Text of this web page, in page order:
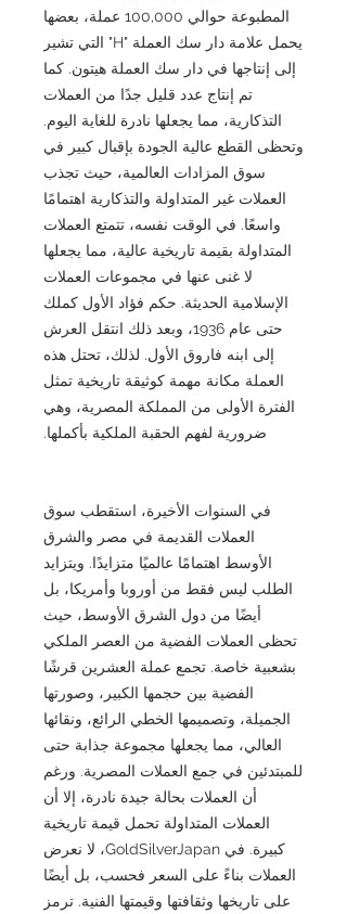
المطبوعة حوالي 100,000 عملة، بعضها
يحمل علامة دار سك العملة "H" التي تشير
إلى إنتاجها في دار سك العملة هيتون. كما
تم إنتاج عدد قليل جدًا من العملات
التذكارية، مما يجعلها نادرة للغاية اليوم.
وتحظى القطع عالية الجودة بإقبال كبير في
سوق المزادات العالمية، حيث تجذب
العملات غير المتداولة والتذكارية اهتمامًا
واسعًا. في الوقت نفسه، تتمتع العملات
المتداولة بقيمة تاريخية عالية، مما يجعلها
لا غنى عنها في مجموعات العملات
الإسلامية الحديثة. حكم فؤاد الأول كملك
حتى عام 1936، وبعد ذلك انتقل العرش
إلى ابنه فاروق الأول. لذلك، تحتل هذه
العملة مكانة مهمة كوثيقة تاريخية تمثل
الفترة الأولى من المملكة المصرية، وهي
ضرورية لفهم الحقبة الملكية بأكملها.
في السنوات الأخيرة، استقطب سوق
العملات القديمة في مصر والشرق
الأوسط اهتمامًا عالميًا متزايدًا. ويتزايد
الطلب ليس فقط من أوروبا وأمريكا، بل
أيضًا من دول الشرق الأوسط، حيث
تحظى العملات الفضية من العصر الملكي
بشعبية خاصة. تجمع عملة العشرين قرشًا
الفضية بين حجمها الكبير، وصورتها
الجميلة، وتصميمها الخطي الرائع، ونقائها
العالي، مما يجعلها مجموعة جذابة حتى
للمبتدئين في جمع العملات المصرية. ورغم
أن العملات بحالة جيدة نادرة، إلا أن
العملات المتداولة تحمل قيمة تاريخية
كبيرة. في GoldSilverJapan، لا نعرض
العملات بناءً على السعر فحسب، بل أيضًا
على تاريخها وثقافتها وقيمتها الفنية. ترمز